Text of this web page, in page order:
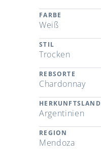
FARBE
Weiß
STIL
Trocken
REBSORTE
Chardonnay
HERKUNFTSLAND
Argentinien
REGION
Mendoza